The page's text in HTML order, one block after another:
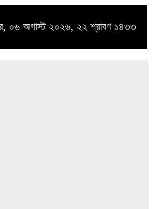
০৬ অগাস্ট ২০২৬, ২২ শ্রাবণ ১৪৩৩